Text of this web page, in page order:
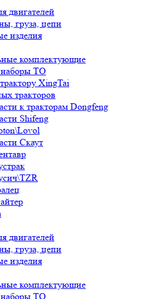
двигателей
груза, цепи
изделия
комплектующие
ТО
XingTai
тракторов
к тракторам Dongfeng
Shifeng
Скаут
двигателей
груза, цепи
изделия
комплектующие
ТО